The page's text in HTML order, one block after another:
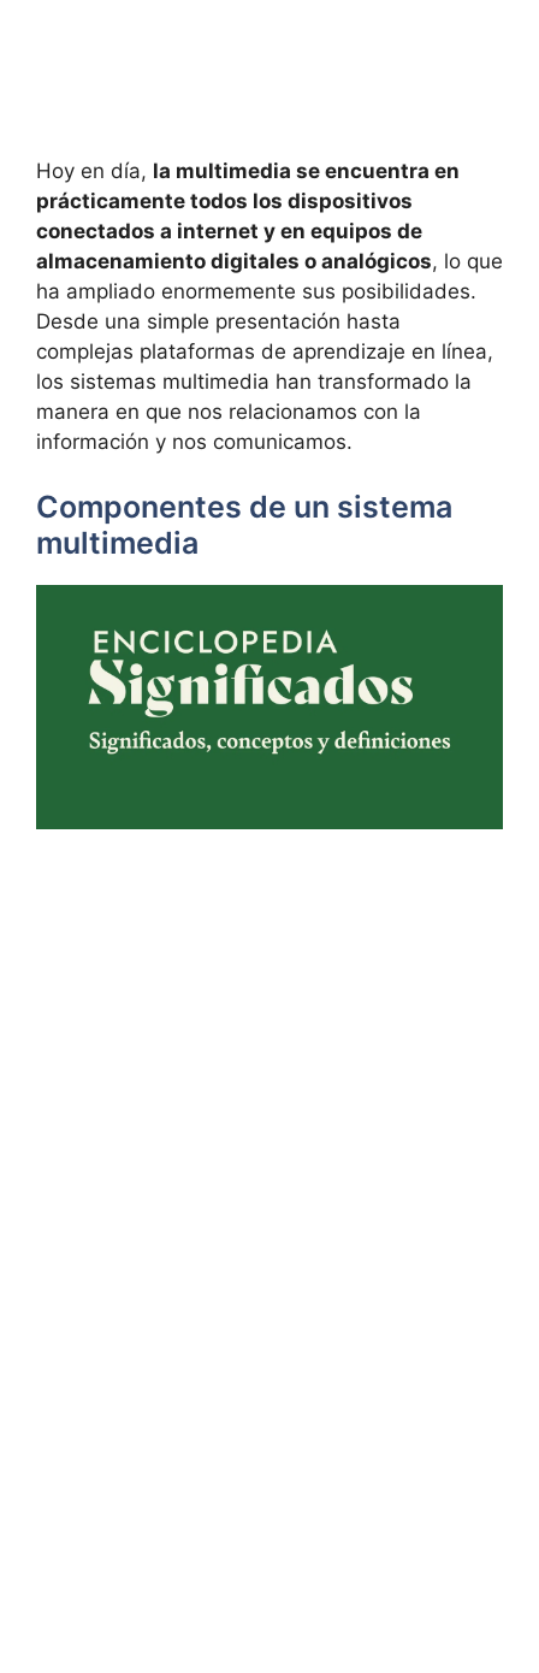
Hoy en día, la multimedia se encuentra en
prácticamente todos los dispositivos
conectados a internet y en equipos de
almacenamiento digitales o analógicos, lo que
ha ampliado enormemente sus posibilidades.
Desde una simple presentación hasta
complejas plataformas de aprendizaje en línea,
los sistemas multimedia han transformado la
manera en que nos relacionamos con la
información y nos comunicamos.
Componentes de un sistema
multimedia